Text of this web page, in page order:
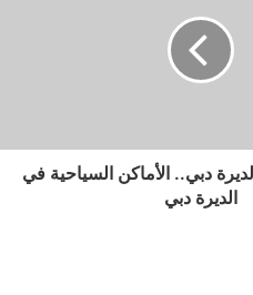
دبي.. الأماكن السياحية في
الديرة دبي